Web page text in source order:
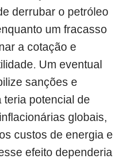
derrubar o petróleo
um fracasso
a cotação e
Um eventual
sanções e
teria potencial de
globais,
custos de energia e
efeito dependeria